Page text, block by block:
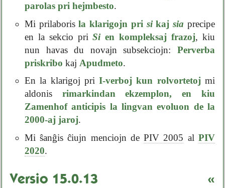
parolas pri hejmbesto.
Mi prilaborisla klarigojn pri sikajsia precipe
en la sekcio priSien kompleksaj frazoj, kiu
nun havas du novajn subsekciojn: Perverba
priskribo kaj Apudmeto.
En la klarigoj priI-verboj kun rolvortetoj mi
aldonis rimarkindan ekzemplon, en kiu
Zamenhof anticipis la lingvan evoluon de la
2000-aj jaroj.
Mi ŝanĝis ĉiujn menciojn dePIV 2005 al PIV
2020.
Versio 15.0.13 «